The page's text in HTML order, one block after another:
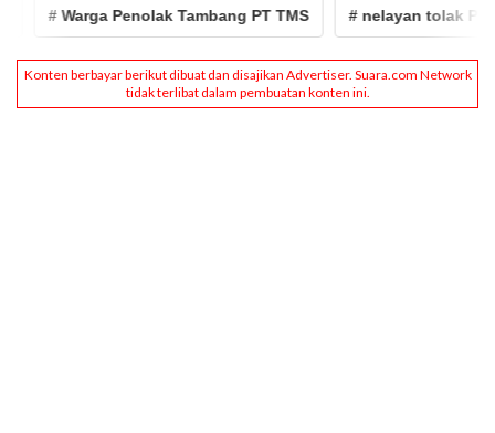
# Warga Penolak Tambang PT TMS # nelayan tolak PT TMS